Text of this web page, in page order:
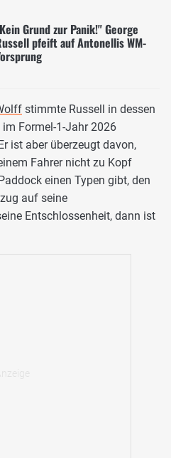
Grund zur Panik!" George
pfeift auf Antonellis WM-
stimmte Russell in dessen
Formel-1-Jahr 2026
ist aber überzeugt davon,
Fahrer nicht zu Kopf
einen Typen gibt, den
auf seine
Entschlossenheit, dann ist